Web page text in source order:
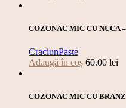
COZONAC MIC CU NUCA
CraciunPaste
Adaugă în coș 60.00 lei
COZONAC MIC CU